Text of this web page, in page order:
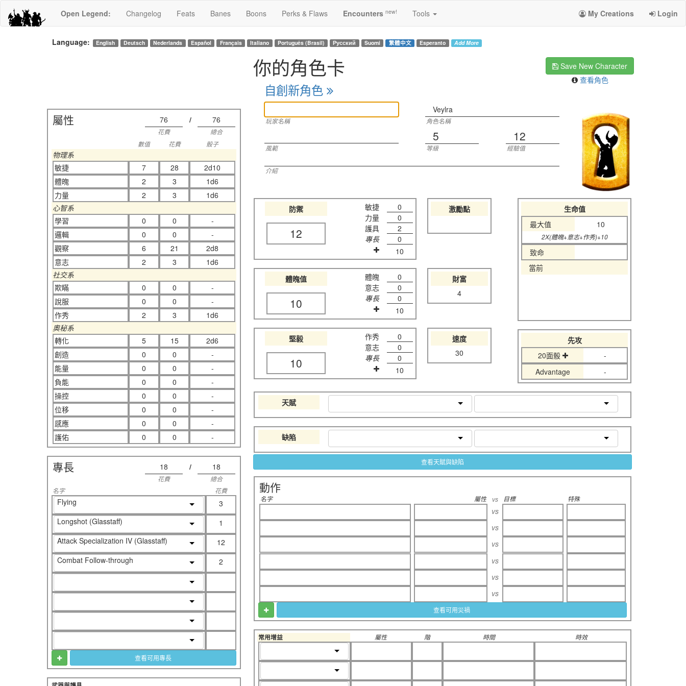
Open Legend: Changelog Feats Banes Boons Perks & Flaws Encounters new! Tools My Creations Login
Language: English Deutsch Nederlands Español Français Italiano Português (Brasil) Русский Suomi 繁體中文 Esperanto Add More
Save New Character
查看角色
你的角色卡
自創新角色
屬性 76 / 76
花費
總合
數值
花費 骰子
物理系
敏捷
7 28
2d10
體魄
2 3
1d6
力量
2 3
1d6
心智系
學習
0 0
-
邏輯
0 0
-
觀察
6 21
2d8
意志
2 3
1d6
社交系
欺瞞
0 0
-
說服
0 0
-
作秀
2 3
1d6
奧秘系
轉化
5 15
2d6
創造
0 0
-
能量
0 0
-
負能
0 0
-
操控
0 0
-
位移
0 0
-
感應
0 0
-
護佑
0 0 -
專長 18 / 18
花費
總合
名字
花費
Flying
3
Longshot (Glasstaff)
1
Attack Specialization IV (Glasstaff)
12
Combat Follow-through
2
查看可用專長
Veylra
玩家名稱 角色名稱
5 12
風範 等級 經驗值
介紹
防禦
12
敏捷
0
力量
0
護具
2
專長
0
10
激勵點
體魄值
10
體魄
0
意志
0
專長
0
10
財富
4
堅毅
10
作秀
0
意志
0
專長
0
10
速度
30
生命值
最大值
10
2X(體魄+意志+作秀)+10
致命
當前
先攻
20面骰
-
Advantage
-
天賦
缺陷
查看天賦與缺陷
動作
名字 屬性 vs 目標 特殊
vs
vs
vs
vs
vs
vs
查看可用災禍
常用增益 屬性 階 時間 時效